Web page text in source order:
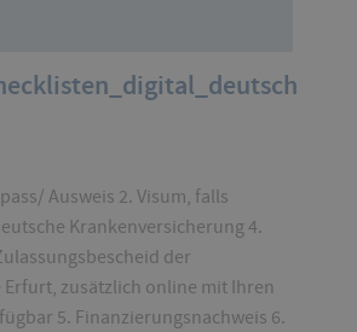
Ausweis 2. Visum, falls
Krankenversicherung 4.
der
Erfurt, zusätzlich online mit Ihren
5. Finanzierungsnachweis 6.